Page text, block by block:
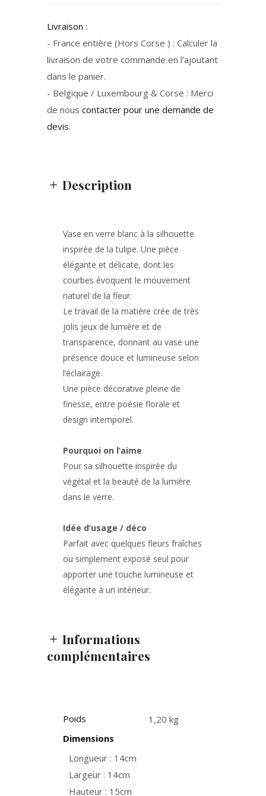
Livraison :
- France entière (Hors Corse ) : Calculer la
livraison de votre commande en l’ajoutant
dans le panier.
- Belgique / Luxembourg & Corse : Merci
de nous contacter pour une demande de
devis.
Description
Vase en verre blanc à la silhouette
inspirée de la tulipe. Une pièce
élégante et délicate, dont les
courbes évoquent le mouvement
naturel de la fleur.
Le travail de la matière crée de très
jolis jeux de lumière et de
transparence, donnant au vase une
présence douce et lumineuse selon
l’éclairage.
Une pièce décorative pleine de
finesse, entre poésie florale et
design intemporel.
Pourquoi on l’aime
Pour sa silhouette inspirée du
végétal et la beauté de la lumière
dans le verre.
Idée d’usage / déco
Parfait avec quelques fleurs fraîches
ou simplement exposé seul pour
apporter une touche lumineuse et
élégante à un intérieur.
Informations
complémentaires
Poids
1,20 kg
Dimensions
Longueur : 14cm
Largeur : 14cm
Hauteur : 15cm